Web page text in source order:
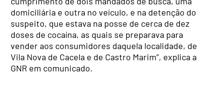
domiciliária e outra no veículo, e na detenção do
suspeito, que estava na posse de cerca de dez
doses de cocaína, as quais se preparava para
vender aos consumidores daquela localidade, de
Vila Nova de Cacela e de Castro Marim”, explica a
GNR em comunicado.